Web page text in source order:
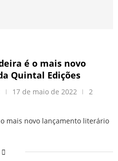
é o mais novo
Quintal Edições
17 de maio de 2022
2
mais novo lançamento literário